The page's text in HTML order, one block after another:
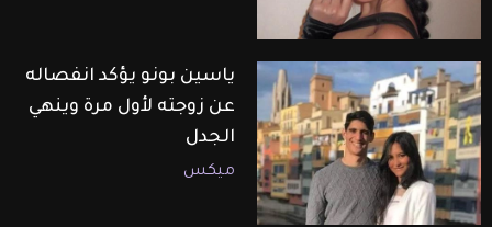
ياسين بونو يؤكد انفصاله
عن زوجته لأول مرة وينهي
الجدل
ميكس